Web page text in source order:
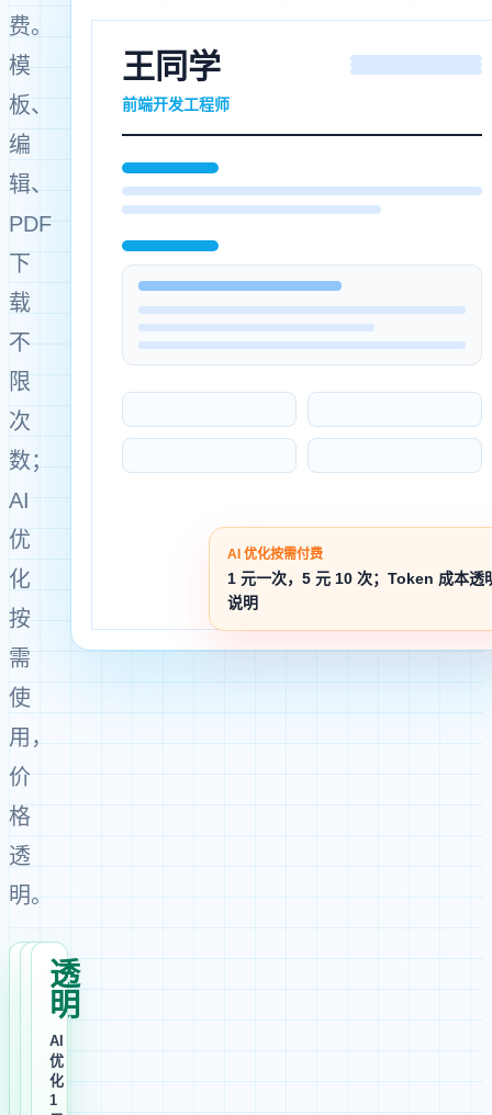
费。
模
板、
编
辑、
PDF
下
载
不
限
次
数；
AI
优
化
按
需
使
用，
价
格
透
明。
元
永
久
免
费
使
用，
透
明
AI
优
化
1
王同学
前端开发工程师
AI 优化按需付费
1 元一次，5 元 10 次；Token 成本透
说明